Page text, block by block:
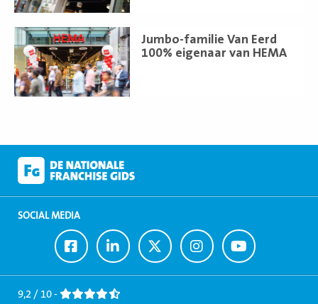
Jumbo-familie Van Eerd
100% eigenaar van HEMA
Lees
meer
SOCIAL MEDIA
Ga
naar
Facebook
Ga
naar
LinkedIn
Ga
naar
Twitter
Ga
naar
Instagram
Ga
naar
Youtube
9,2 / 10 -